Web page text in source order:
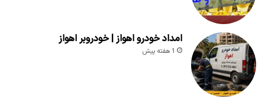
امداد خودرو اهواز | خودروبر اهواز
1 هفته پیش